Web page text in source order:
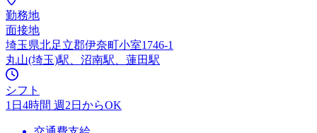
勤務地
面接地
埼玉県北足立郡伊奈町小室1746-1
丸山(埼玉)駅、沼南駅、蓮田駅
シフト
1日4時間 週2日からOK